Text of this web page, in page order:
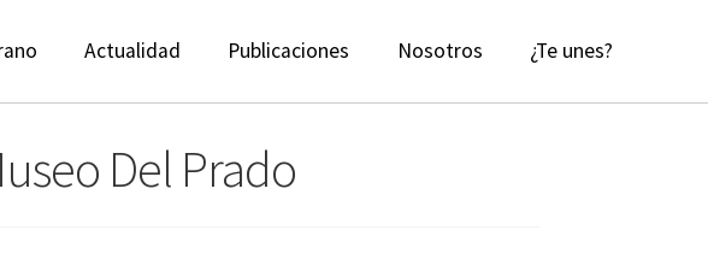
Actualidad Publicaciones Nosotros ¿Te unes?
Del Prado